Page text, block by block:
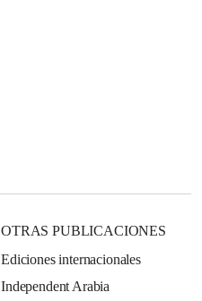
OTRAS PUBLICACIONES
Ediciones internacionales
Independent Arabia